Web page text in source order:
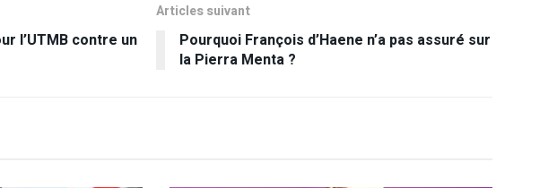
l’UTMB contre un
Articles suivant
Pourquoi François d’Haene n’a pas assuré sur
la Pierra Menta ?